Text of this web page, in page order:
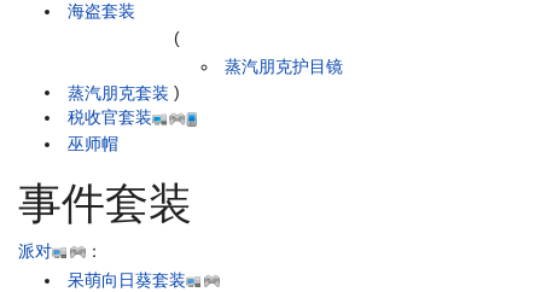
海盗套装
蒸汽朋克套装
(
蒸汽朋克护目镜
)
税收官套装
巫师帽
事件套装
派对
：
呆萌向日葵套装